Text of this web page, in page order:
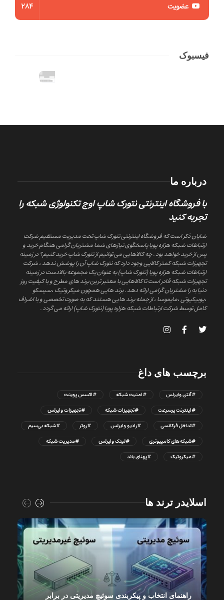
عضویت 284
فیسبوک
درباره ما
با فروشگاه اینترنتی نتورک شاپ اوج تکنولوژی شبکه را
تجربه کنید
شایان ذکر است که فروشگاه اینترنتی نتورک شاپ تحت مدیریت مستقیم شرکت
ارتباطات شبکه هزاره پویا پاسخگوی نیازهای شما مشتریان گرامی هنگام خرید و
پس از خرید خواهد بود . چه کالاهایی می توانیم از نتورک شاپ خرید کنیم؟ در زمینه
تجهیزات شبکه کمتر کالایی وجود دارد که نتورک شاپ آن را پوشش ندهد ، شرکت
ارتباطات شبکه هزاره پویا (نتورک شاپ) به عنوان یک مجموعه بالادست در زمینه
تجهیزات شبکه قادر است تا کالاهایی با معتبر ترین برند های مطرح و با کیفیت روز
دنیا به را مشتریان گرامی ارائه دهد . برند هایی همچون میکروتیک ،سیسکو
،یوبیکیوتی ،مایموسا ، از جمله برند هایی هستند که به صورت تخصصی و با اشراف
کامل توسط شرکت ارتباطات شبکه هزاره پویا (نتورک شاپ) ارائه می گردد .
برچسب های داغ
#آنتن وایرلس #امنیت شبکه
#اکسس پوینت
#اینترنت پرسرعت
#تجهیزات شبکه
#تجهیزات وایرلس
#تداخل فرکانسی
#رادیو وایرلس #روتر
#شبکه بی‌سیم
#شبکه‌های کامپیوتری
#لینک وایرلس
#مدیریت شبکه
#میکروتیک
#پهنای باند
اسلایدر ترند ها
راهنمای انتخاب و پیکربندی سوئیچ مدیریتی در برابر